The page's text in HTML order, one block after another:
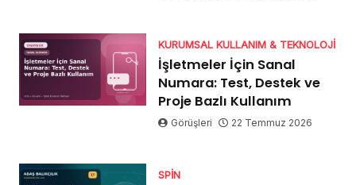
KURUMSAL KULLANIM & TEKNOLOJI
İşletmeler İçin Sanal
Numara: Test, Destek ve
Proje Bazlı Kullanım
Görüşleri 22 Temmuz 2026
SPIN